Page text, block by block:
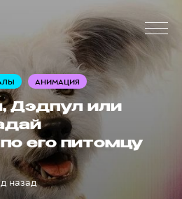
АНИМАЦИЯ
Дэдпул или
его питомцу
назад